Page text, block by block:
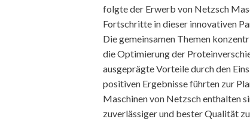
folgte der Erwerb von Netzsch
Fortschritte in dieser innovativen
Die gemeinsamen Themen
die Optimierung der
ausgeprägte Vorteile durch den
positiven Ergebnisse führten zur
Maschinen von Netzsch enthalten
zuverlässiger und bester Qualität